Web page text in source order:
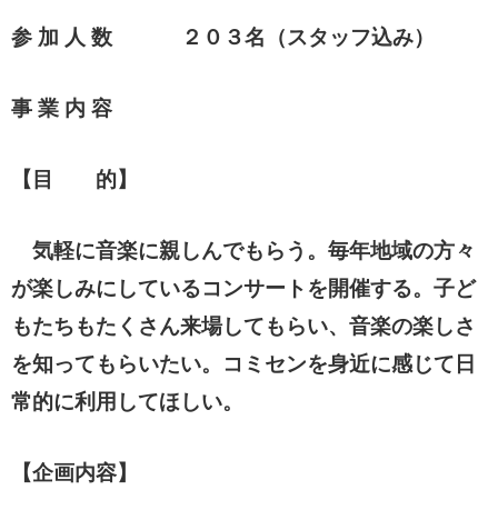
参 加 人 数 ２０３名（スタッフ込み）
事 業 内 容
【 目 的】
気軽に音楽に親しんでもらう。毎年地域の方々
が楽しみにしているコンサートを開催する。子ど
もたちもたくさ ん来場してもらい、音楽の楽しさ
を知ってもらいたい。 コミセンを身近に感じて日
常的に利用してほしい。
【企画内容】